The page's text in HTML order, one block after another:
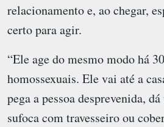
relacionamento e, ao chegar,
certo para agir.
“Ele age do mesmo modo há
homossexuais. Ele vai até a
pega a pessoa desprevenida,
sufoca com travesseiro ou